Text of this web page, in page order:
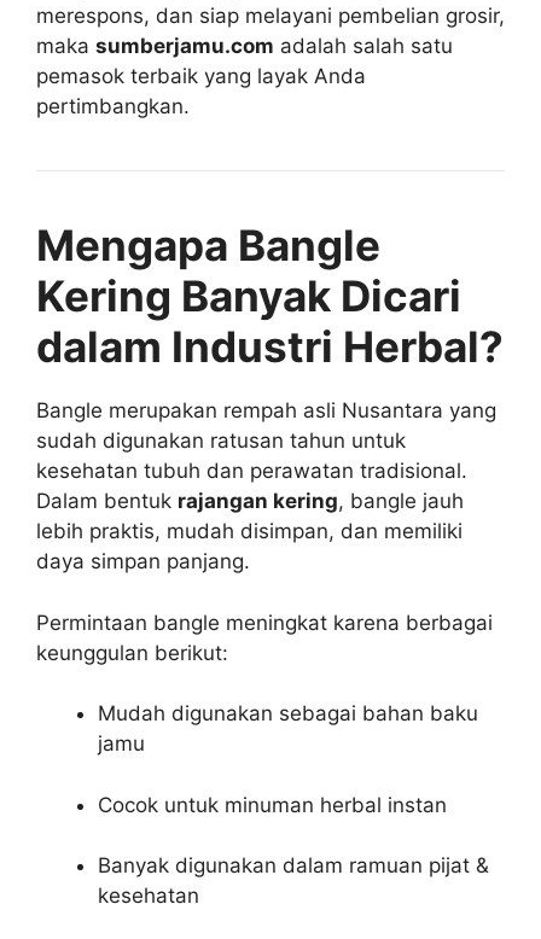
merespons, dan siap melayani pembelian grosir,
maka sumberjamu.com adalah salah satu
pemasok terbaik yang layak Anda
pertimbangkan.
Mengapa Bangle
Kering Banyak Dicari
dalam Industri Herbal?
Bangle merupakan rempah asli Nusantara yang
sudah digunakan ratusan tahun untuk
kesehatan tubuh dan perawatan tradisional.
Dalam bentuk rajangan kering, bangle jauh
lebih praktis, mudah disimpan, dan memiliki
daya simpan panjang.
Permintaan bangle meningkat karena berbagai
keunggulan berikut:
Mudah digunakan sebagai bahan baku
jamu
Cocok untuk minuman herbal instan
Banyak digunakan dalam ramuan pijat &
kesehatan